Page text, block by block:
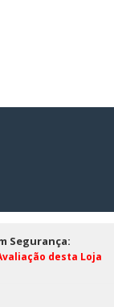
Segurança:
desta Loja